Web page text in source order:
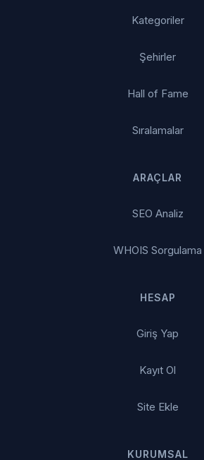
Kategoriler
Şehirler
Hall of Fame
Sıralamalar
ARAÇLAR
SEO Analiz
WHOIS Sorgulama
HESAP
Giriş Yap
Kayıt Ol
Site Ekle
KURUMSAL